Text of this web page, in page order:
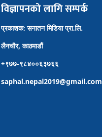
विज्ञापनको लागि सम्पर्क
प्रकाशक: सनातन मिडिया प्रा.लि.
लैनचौर, काठमाडौं
+९७७-९८४००६३७६६
saphal.nepal2019@gmail.com